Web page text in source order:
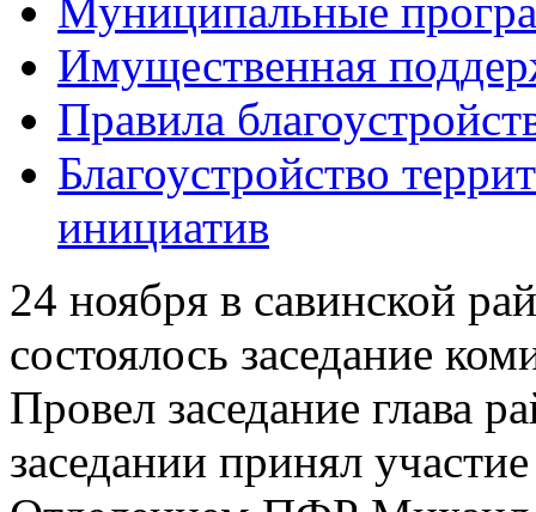
Муниципальные
Имущественная
Правила
Благоустройство
инициатив
24 ноября в савинской
состоялось заседание
Провел заседание глава
заседании принял